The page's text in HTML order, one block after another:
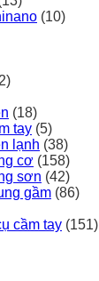
(10)
(18)
tay (5)
lạnh (38)
cơ (158)
sơn (42)
gầm (86)
cầm tay (151)